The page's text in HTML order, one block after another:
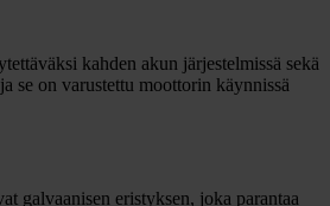
kahden akun järjestelmissä sekä
se on varustettu moottorin käynnissä
galvaanisen eristyksen, joka parantaa